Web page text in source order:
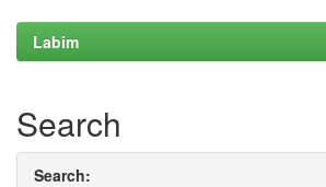
Labim
Search
Search: